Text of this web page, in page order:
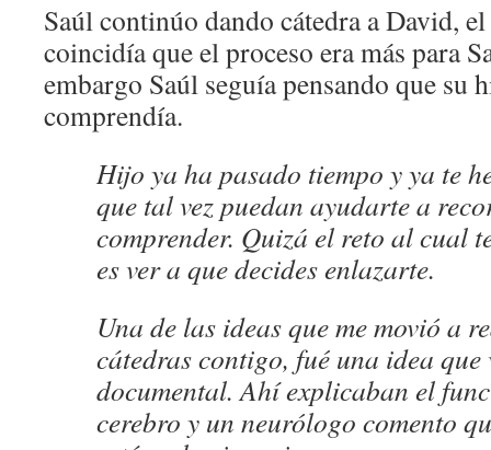
Saúl continúo dando cátedra a David,
coincidía que el proceso era más para
embargo Saúl seguía pensando que su
comprendía.
Hijo ya ha pasado tiempo y ya te
que tal vez puedan ayudarte a
comprender. Quizá el reto al cual
es ver a que decides enlazarte.
Una de las ideas que me movió a
cátedras contigo, fué una idea que
documental. Ahí explicaban el
cerebro y un neurólogo comento